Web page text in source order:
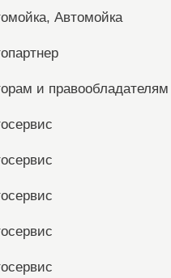
Автомойка
и правообладателям